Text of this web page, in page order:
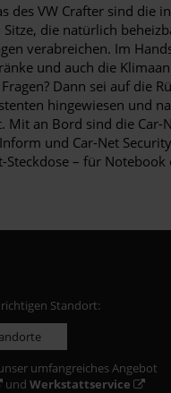
des VW Crafter sind die
die natürlich
verabreichen. Im
und auch die
Dann sei auf die
hingewiesen und
Mit an Bord sind die Car-
und Car-Net
Steckdose – für Notebook
Standort:
umfangreiches Angebot
und Werkstattservice